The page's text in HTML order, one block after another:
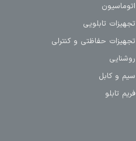
اتوماسیون
تجهیزات تابلویی
تجهیزات حفاظتی و کنترلی
روشنایی
سیم و کابل
فریم تابلو